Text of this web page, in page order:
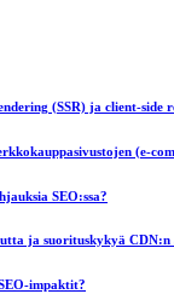
(SSR) ja client-side
(e-
SEO:ssa?
ja suorituskykyä CDN:n
impaktit?